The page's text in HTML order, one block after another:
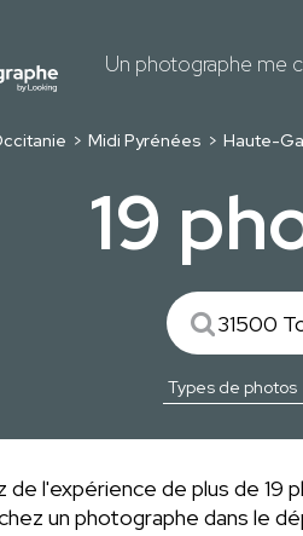
Un photographe me
Midi Pyrénées Haute-
19
de l'expérience de plus de 19
un photographe dans le